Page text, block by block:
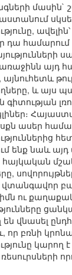
մասին`
ավելին՝
դա համարում
այդ
և այս
ասեր
ենք նաև
ու
վնասել
որ բռնի
կարող